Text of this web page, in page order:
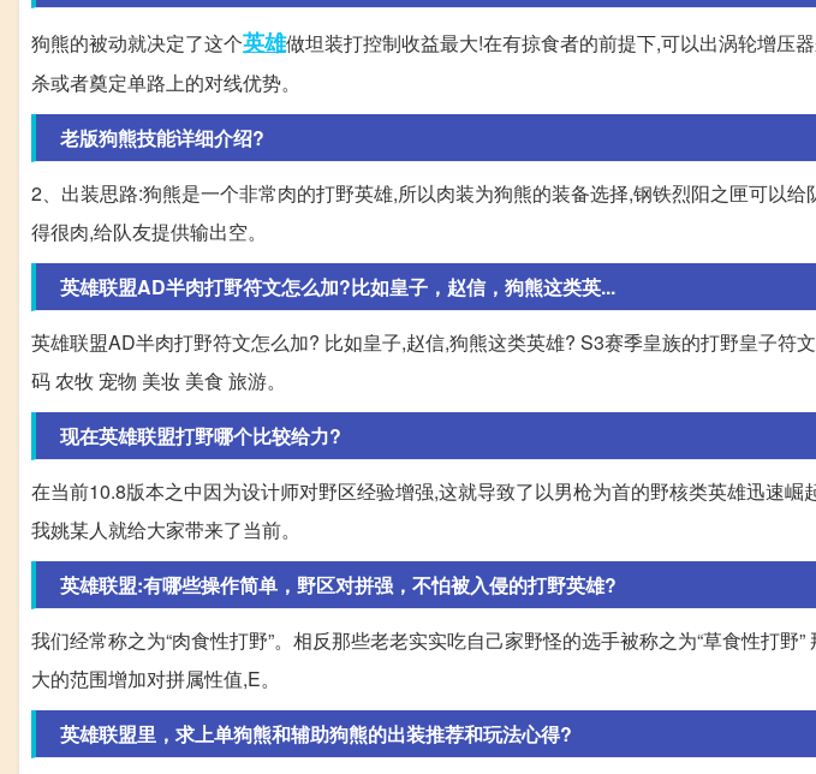
狗熊的被动就决定了这个英雄做坦装打控制收益最大!在有掠食者的前提下,可以出涡轮增压
杀或者奠定单路上的对线优势。
老版狗熊技能详细介绍?
2、出装思路:狗熊是一个非常肉的打野英雄,所以肉装为狗熊的装备选择,钢铁烈阳之匣可以
得很肉,给队友提供输出空。
英雄联盟AD半肉打野符文怎么加?比如皇子，赵信，狗熊这类英...
英雄联盟AD半肉打野符文怎么加? 比如皇子,赵信,狗熊这类英雄? S3赛季皇族的打野皇子符
码 农牧 宠物 美妆 美食 旅游。
现在英雄联盟打野哪个比较给力?
在当前10.8版本之中因为设计师对野区经验增强,这就导致了以男枪为首的野核类英雄迅速
我姚某人就给大家带来了当前。
英雄联盟:有哪些操作简单，野区对拼强，不怕被入侵的打野英雄?
我们经常称之为“肉食性打野”。相反那些老老实实吃自己家野怪的选手被称之为“草食性打野
大的范围增加对拼属性值,E。
英雄联盟里，求上单狗熊和辅助狗熊的出装推荐和玩法心得?